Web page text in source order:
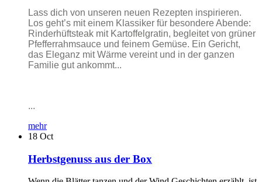
Lass dich von unseren neuen Rezepten inspirieren.
Los geht’s mit einem Klassiker für besondere Abende:
Rinderhüftsteak mit Kartoffelgratin, begleitet von grüner
Pfefferrahmsauce und feinem Gemüse. Ein Gericht,
das Eleganz mit Wärme vereint und in der ganzen
Familie gut ankommt...
...
mehr
18 Oct
Herbstgenuss aus der Box